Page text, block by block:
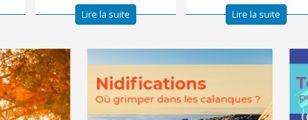
Lire la suite Lire la suite